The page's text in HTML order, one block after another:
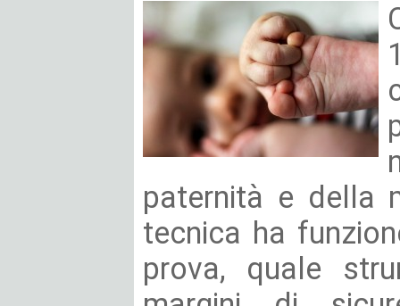
paternità e della
tecnica ha
prova, quale